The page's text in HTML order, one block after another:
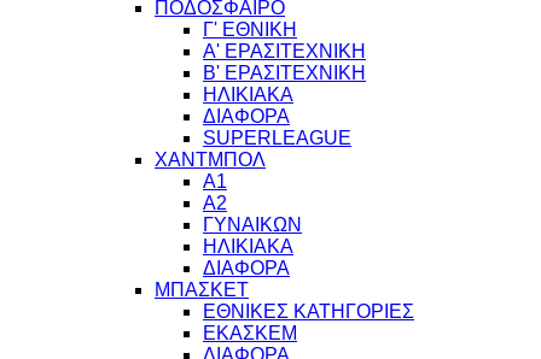
ΠΟΔΟΣΦΑΙΡΟ
Γ' ΕΘΝΙΚΗ
Α' ΕΡΑΣΙΤΕΧΝΙΚΗ
Β' ΕΡΑΣΙΤΕΧΝΙΚΗ
ΗΛΙΚΙΑΚΑ
ΔΙΑΦΟΡΑ
SUPERLEAGUE
ΧΑΝΤΜΠΟΛ
Α1
Α2
ΓΥΝΑΙΚΩΝ
ΗΛΙΚΙΑΚΑ
ΔΙΑΦΟΡΑ
ΜΠΑΣΚΕΤ
ΕΘΝΙΚΕΣ ΚΑΤΗΓΟΡΙΕΣ
ΕΚΑΣΚΕΜ
ΔΙΑΦΟΡΑ